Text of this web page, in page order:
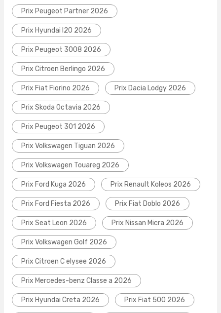
Prix Peugeot Partner 2026
Prix Hyundai I20 2026
Prix Peugeot 3008 2026
Prix Citroen Berlingo 2026
Prix Fiat Fiorino 2026 Prix Dacia Lodgy 2026
Prix Skoda Octavia 2026
Prix Peugeot 301 2026
Prix Volkswagen Tiguan 2026
Prix Volkswagen Touareg 2026
Prix Ford Kuga 2026 Prix Renault Koleos 2026
Prix Ford Fiesta 2026 Prix Fiat Doblo 2026
Prix Seat Leon 2026 Prix Nissan Micra 2026
Prix Volkswagen Golf 2026
Prix Citroen C elysee 2026
Prix Mercedes-benz Classe a 2026
Prix Hyundai Creta 2026 Prix Fiat 500 2026